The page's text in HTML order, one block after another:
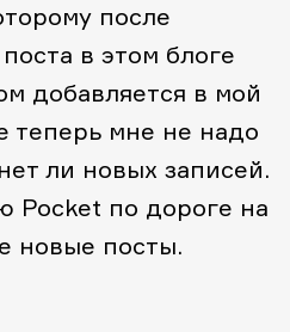
после
в этом блоге
добавляется в мой
теперь мне не надо
ли новых записей.
Pocket по дороге на
новые посты.